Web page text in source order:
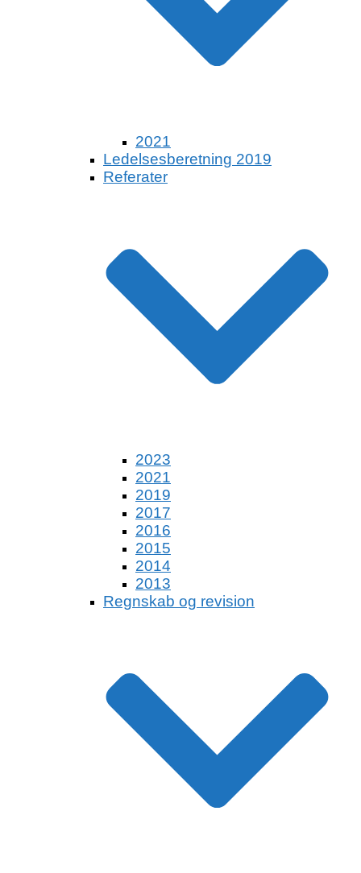
2021
Ledelsesberetning 2019
Referater
2023
2021
2019
2017
2016
2015
2014
2013
Regnskab og revision